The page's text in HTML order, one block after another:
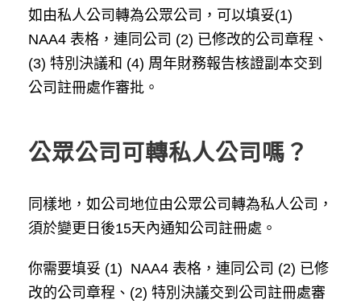
如由私人公司轉為公眾公司，可以填妥(1)
NAA4 表格，連同公司 (2) 已修改的公司章程、
(3) 特別決議和 (4) 周年財務報告核證副本交到
公司註冊處作審批。
公眾公司可轉私人公司嗎？
同樣地，如公司地位由公眾公司轉為私人公司，
須於變更日後15天內通知公司註冊處。
你需要填妥 (1) NAA4 表格，連同公司 (2) 已修
改的公司章程、(2) 特別決議交到公司註冊處審